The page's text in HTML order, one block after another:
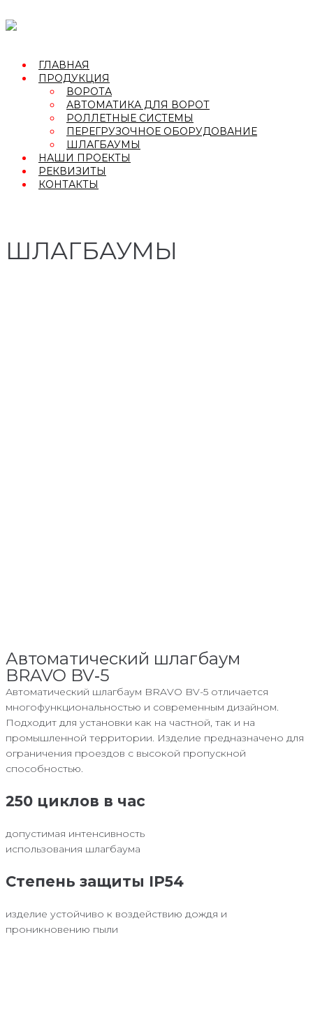
к
ГЛАВНАЯ
ПРОДУКЦИЯ
ВОРОТА
АВТОМАТИКА ДЛЯ ВОРОТ
РОЛЛЕТНЫЕ СИСТЕМЫ
ПЕРЕГРУЗОЧНОЕ ОБОРУДОВАНИЕ
ШЛАГБАУМЫ
НАШИ ПРОЕКТЫ
РЕКВИЗИТЫ
КОНТАКТЫ
ШЛАГБАУМЫ
Автоматический шлагбаум
BRAVO BV‑5
Автоматический шлагбаум BRAVO BV-5 отличается
многофункциональностью и современным дизайном.
Подходит для установки как на частной, так и на
промышленной территории. Изделие предназначено для
ограничения проездов с высокой пропускной
способностью.
250 циклов в час
допустимая интенсивность
использования шлагбаума
Степень защиты IP54
изделие устойчиво к воздействию дождя и
проникновению пыли